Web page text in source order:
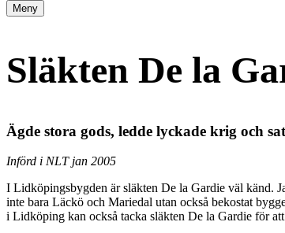
Meny
Släkten De la
Ägde stora gods, ledde lyckade krig och
Införd i NLT jan 2005
I Lidköpingsbygden är släkten De la Gardie väl känd.
inte bara Läckö och Mariedal utan också bekostat
i Lidköping kan också tacka släkten De la Gardie för